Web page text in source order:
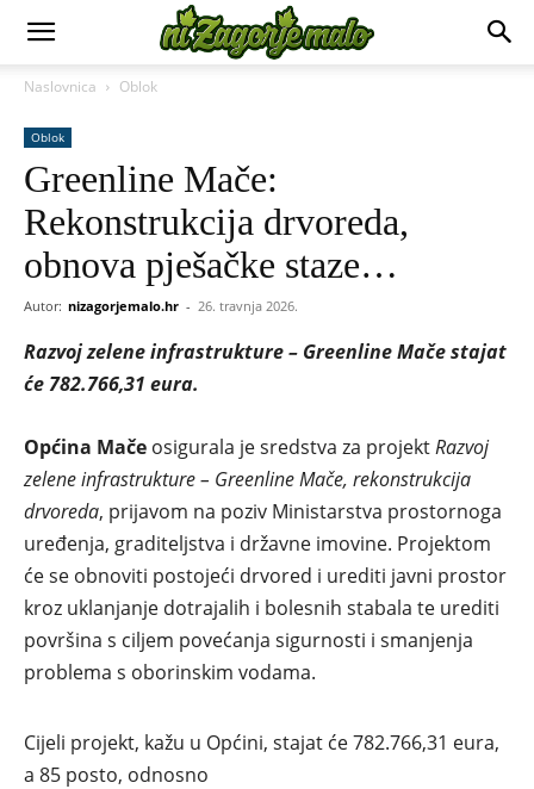
Naslovnica Oblok
Oblok
Greenline Mače:
Rekonstrukcija drvoreda,
obnova pješačke staze…
Autor: nizagorjemalo.hr - 26. travnja 2026.
Razvoj zelene infrastrukture – Greenline Mače stajat
će 782.766,31 eura.
Općina Mače osigurala je sredstva za projektRazvoj
zelene infrastrukture – Greenline Mače, rekonstrukcija
drvoreda, prijavom na poziv Ministarstva prostornoga
uređenja, graditeljstva i državne imovine. Projektom
će se obnoviti postojeći drvored i urediti javni prostor
kroz uklanjanje dotrajalih i bolesnih stabala te urediti
površina s ciljem povećanja sigurnosti i smanjenja
problema s oborinskim vodama.
Cijeli projekt, kažu u Općini, stajat će 782.766,31 eura,
a 85 posto, odnosno